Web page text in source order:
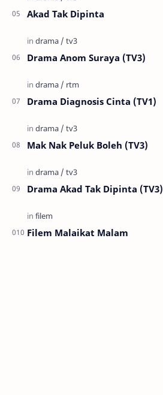
Akad Tak Dipinta
Drama Anom Suraya (TV3)
Drama Diagnosis Cinta (TV1)
Mak Nak Peluk Boleh (TV3)
Drama Akad Tak Dipinta (TV3)
Filem Malaikat Malam